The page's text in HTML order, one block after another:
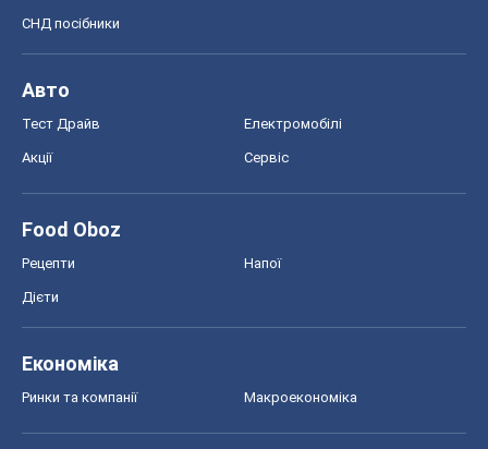
СНД посібники
Авто
Тест Драйв Електромобілі
Акції Сервіс
Food Oboz
Рецепти Напої
Дієти
Економіка
Ринки та компанії Макроекономіка